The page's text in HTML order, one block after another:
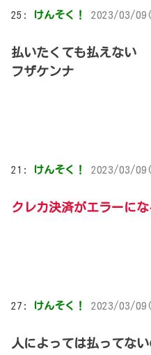
25: けんそく！ 2023/03/
払いたくても払えない
フザケンナ
21: けんそく！ 2023/03/
クレカ決済がエラーに
27: けんそく！ 2023/03/
人によっては払ってな